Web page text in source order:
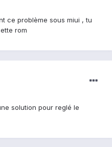
ce problème sous miui , tu
rom
solution pour reglé le